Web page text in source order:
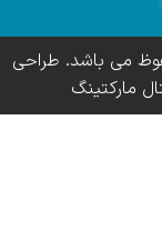
می باشد. طراحی
مارکتینگ